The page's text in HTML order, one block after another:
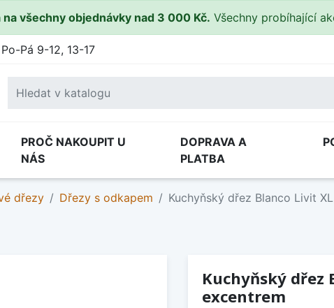
na všechny objednávky nad 3 000 Kč. Všechny probíhající
Po-Pá 9-12, 13-17
PROČ NAKOUPIT U
NÁS
DOPRAVA A
PLATBA
dřezy Dřezy s odkapem Kuchyňský dřez Blanco Livit
Kuchyňský dřez
excentrem